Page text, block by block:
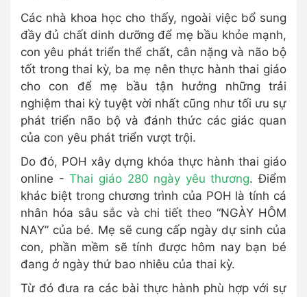
Các nhà khoa học cho thấy, ngoài việc bổ sung
đầy đủ chất dinh dưỡng để mẹ bầu khỏe mạnh,
con yêu phát triển thể chất, cân nặng và não bộ
tốt trong thai kỳ, ba mẹ nên thực hành thai giáo
cho con để mẹ bầu tận hưởng những trải
nghiệm thai kỳ tuyệt vời nhất cũng như tối ưu sự
phát triển não bộ và đánh thức các giác quan
của con yêu phát triển vượt trội.
Do đó, POH xây dựng khóa thực hành thai giáo
online -Thai giáo 280 ngày yêu thương. Điểm
khác biệt trong chương trình của POH là tính cá
nhân hóa sâu sắc và chi tiết theo “NGÀY HÔM
NAY” của bé. Mẹ sẽ cung cấp ngày dự sinh của
con, phần mềm sẽ tính được hôm nay bạn bé
đang ở ngày thứ bao nhiêu của thai kỳ.
Từ đó đưa ra các bài thực hành phù hợp với sự